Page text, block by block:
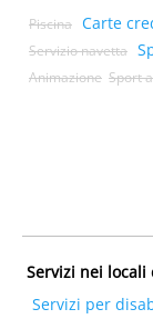
Piscina Carte
Servizio navetta
Animazione Sport
Servizi nei locali
Servizi per